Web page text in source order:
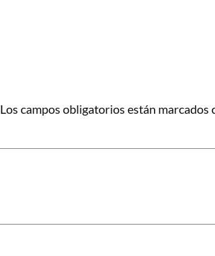
Los campos obligatorios están marcados